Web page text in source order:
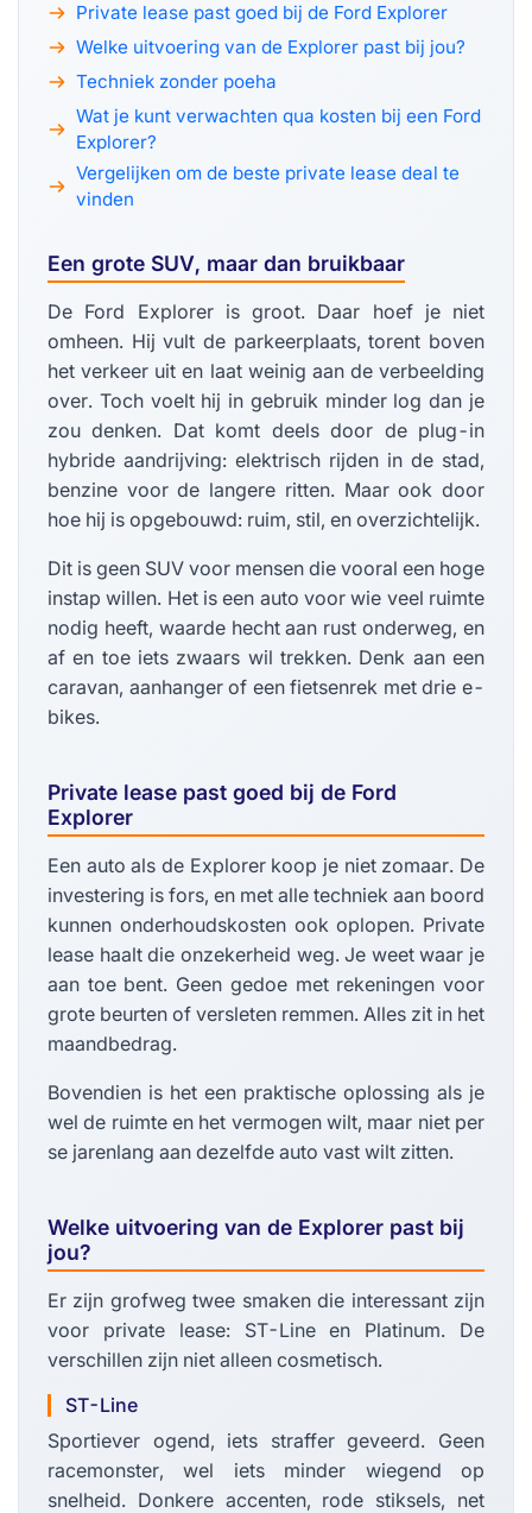
Private lease past goed bij de Ford Explorer
Welke uitvoering van de Explorer past bij jou?
Techniek zonder poeha
Wat je kunt verwachten qua kosten bij een Ford
Explorer?
Vergelijken om de beste private lease deal te
vinden
Een grote SUV, maar dan bruikbaar
De Ford Explorer is groot. Daar hoef je niet
omheen. Hij vult de parkeerplaats, torent boven
het verkeer uit en laat weinig aan de verbeelding
over. Toch voelt hij in gebruik minder log dan je
zou denken. Dat komt deels door de plug-in
hybride aandrijving: elektrisch rijden in de stad,
benzine voor de langere ritten. Maar ook door
hoe hij is opgebouwd: ruim, stil, en overzichtelijk.
Dit is geen SUV voor mensen die vooral een hoge
instap willen. Het is een auto voor wie veel ruimte
nodig heeft, waarde hecht aan rust onderweg, en
af en toe iets zwaars wil trekken. Denk aan een
caravan, aanhanger of een fietsenrek met drie e-
bikes.
Private lease past goed bij de Ford
Explorer
Een auto als de Explorer koop je niet zomaar. De
investering is fors, en met alle techniek aan boord
kunnen onderhoudskosten ook oplopen. Private
lease haalt die onzekerheid weg. Je weet waar je
aan toe bent. Geen gedoe met rekeningen voor
grote beurten of versleten remmen. Alles zit in het
maandbedrag.
Bovendien is het een praktische oplossing als je
wel de ruimte en het vermogen wilt, maar niet per
se jarenlang aan dezelfde auto vast wilt zitten.
Welke uitvoering van de Explorer past bij
jou?
Er zijn grofweg twee smaken die interessant zijn
voor private lease: ST-Line en Platinum. De
verschillen zijn niet alleen cosmetisch.
ST-Line
Sportiever ogend, iets straffer geveerd. Geen
racemonster, wel iets minder wiegend op
snelheid. Donkere accenten, rode stiksels, net